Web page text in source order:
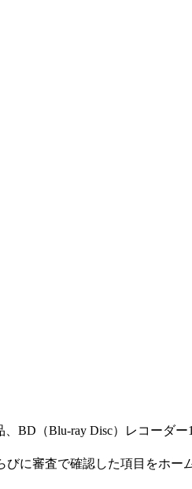
BD（Blu-ray Disc）レコーダ
に審査で確認した項目をホ